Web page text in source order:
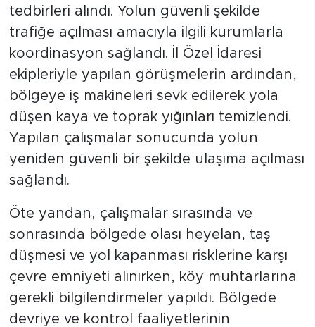
tedbirleri alındı. Yolun güvenli şekilde
trafiğe açılması amacıyla ilgili kurumlarla
koordinasyon sağlandı. İl Özel İdaresi
ekipleriyle yapılan görüşmelerin ardından,
bölgeye iş makineleri sevk edilerek yola
düşen kaya ve toprak yığınları temizlendi.
Yapılan çalışmalar sonucunda yolun
yeniden güvenli bir şekilde ulaşıma açılması
sağlandı.
Öte yandan, çalışmalar sırasında ve
sonrasında bölgede olası heyelan, taş
düşmesi ve yol kapanması risklerine karşı
çevre emniyeti alınırken, köy muhtarlarına
gerekli bilgilendirmeler yapıldı. Bölgede
devriye ve kontrol faaliyetlerinin
Politika